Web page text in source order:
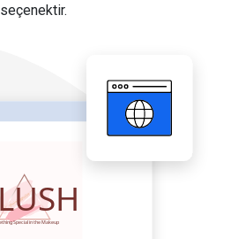
seçenektir.